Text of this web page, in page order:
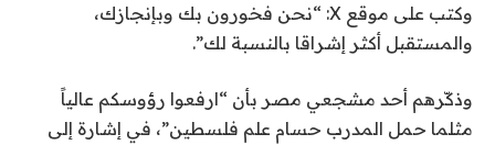
وكتب على موقع X: “نحن فخورون بك وبإنجازك،
والمستقبل أكثر إشراقا بالنسبة لك”.
وذكّرهم أحد مشجعي مصر بأن “ارفعوا رؤوسكم عالياً
مثلما حمل المدرب حسام علم فلسطين”، في إشارة إلى